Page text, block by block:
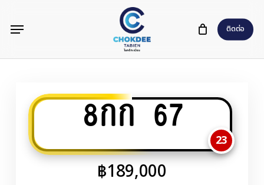
content
ติดต่อ
Menu
8กก 67
23
฿189,000